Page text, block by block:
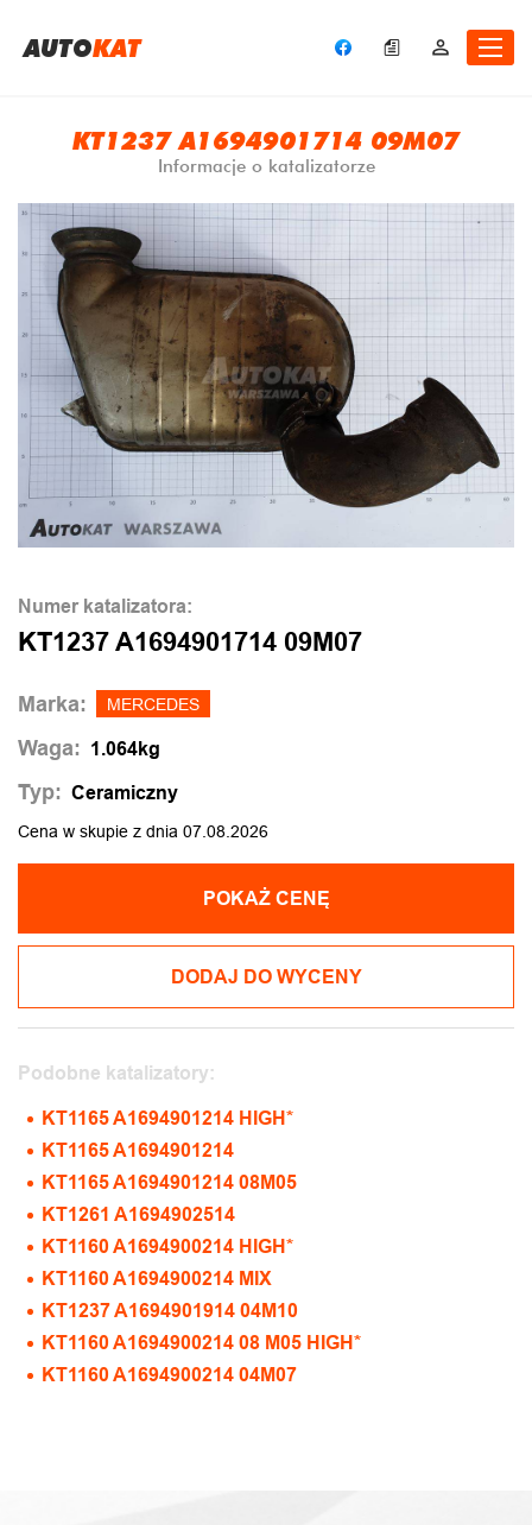
AUTOKAT
KT1237 A1694901714 09M07
Informacje o katalizatorze
Numer katalizatora:
KT1237 A1694901714 09M07
Marka: MERCEDES
Waga: 1.064kg
Typ: Ceramiczny
Cena w skupie z dnia 07.08.2026
POKAŻ CENĘ
DODAJ DO WYCENY
Podobne katalizatory:
KT1165 A1694901214 HIGH*
KT1165 A1694901214
KT1165 A1694901214 08M05
KT1261 A1694902514
KT1160 A1694900214 HIGH*
KT1160 A1694900214 MIX
KT1237 A1694901914 04M10
KT1160 A1694900214 08 M05 HIGH*
KT1160 A1694900214 04M07